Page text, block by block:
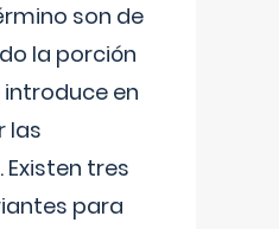
son de
la porción
en
las
tres
para